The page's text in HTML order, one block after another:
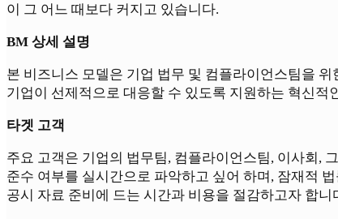
이 그 어느 때보다 커지고 있습니다.
BM 상세 설명
본 비즈니스 모델은 기업 법무 및 컴플라이언스팀을
기업이 선제적으로 대응할 수 있도록 지원하는 혁신적
타겟 고객
주요 고객은 기업의 법무팀, 컴플라이언스팀, 이사회,
준수 여부를 실시간으로 파악하고 싶어 하며, 잠재적
공시 자료 준비에 드는 시간과 비용을 절감하고자 합니